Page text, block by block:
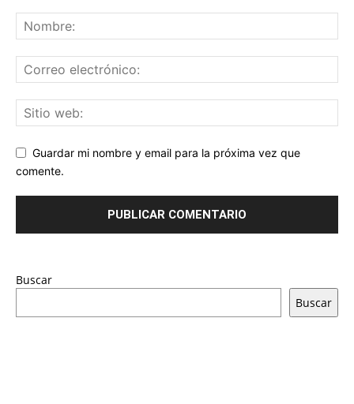
Guardar mi nombre y email para la próxima vez que
comente.
Buscar
Buscar